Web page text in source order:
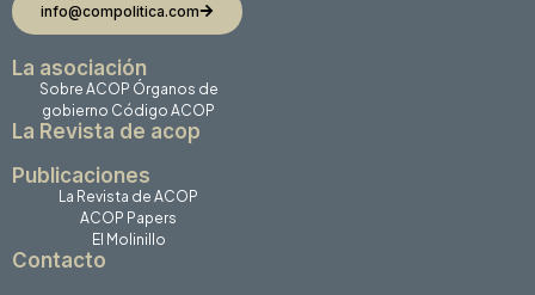
info@compolitica.com
La asociación
Sobre ACOP Órganos de
gobierno Código ACOP
La Revista de acop
Publicaciones
La Revista de ACOP
ACOP Papers
El Molinillo
Contacto